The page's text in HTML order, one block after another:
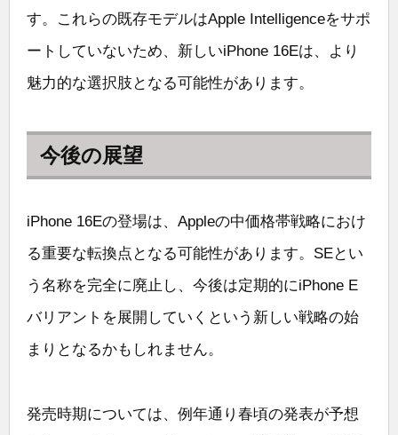
す。これらの既存モデルはApple Intelligenceをサポ
ートしていないため、新しいiPhone 16Eは、より
魅力的な選択肢となる可能性があります。
今後の展望
iPhone 16Eの登場は、Appleの中価格帯戦略におけ
る重要な転換点となる可能性があります。SEとい
う名称を完全に廃止し、今後は定期的にiPhone E
バリアントを展開していくという新しい戦略の始
まりとなるかもしれません。
発売時期については、例年通り春頃の発表が予想